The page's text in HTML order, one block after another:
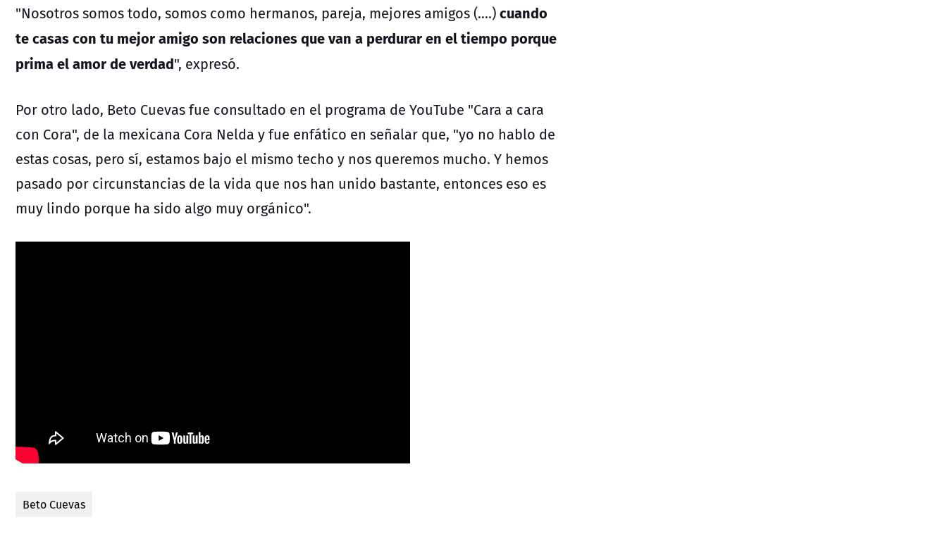
"Nosotros somos todo, somos como hermanos, pareja, mejores amigos (....)cuando
te casas con tu mejor amigo son relaciones que van a perdurar en el tiempo porque
prima el amor de verdad", expresó.
Por otro lado, Beto Cuevas fue consultado en el programa de YouTube "Cara a cara
con Cora", de la mexicana Cora Nelda y fue enfático en señalar que, "yo no hablo de
estas cosas, pero sí, estamos bajo el mismo techo y nos queremos mucho. Y hemos
pasado por circunstancias de la vida que nos han unido bastante, entonces eso es
muy lindo porque ha sido algo muy orgánico".
Beto Cuevas